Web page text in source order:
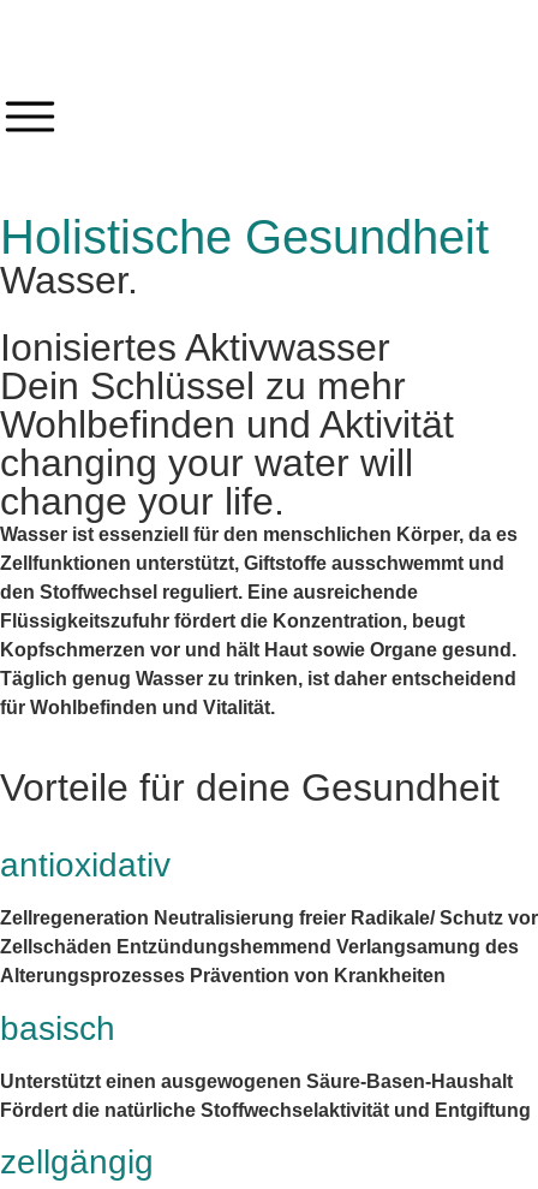
Holistische Gesundheit
Wasser.
Ionisiertes Aktivwasser
Dein Schlüssel zu mehr
Wohlbefinden und Aktivität
changing your water will
change your life.
Wasser ist essenziell für den menschlichen Körper, da es
Zellfunktionen unterstützt, Giftstoffe ausschwemmt und
den Stoffwechsel reguliert. Eine ausreichende
Flüssigkeitszufuhr fördert die Konzentration, beugt
Kopfschmerzen vor und hält Haut sowie Organe gesund.
Täglich genug Wasser zu trinken, ist daher entscheidend
für Wohlbefinden und Vitalität.
Vorteile für deine Gesundheit
antioxidativ
Zellregeneration Neutralisierung freier Radikale/ Schutz vor
Zellschäden Entzündungshemmend Verlangsamung des
Alterungsprozesses Prävention von Krankheiten
basisch
Unterstützt einen ausgewogenen Säure-Basen-Haushalt
Fördert die natürliche Stoffwechselaktivität und Entgiftung
zellgängig